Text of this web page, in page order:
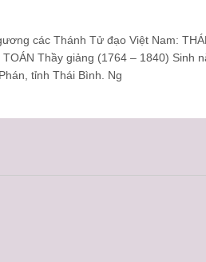
các Thánh Tử đạo Việt Nam:
TOÁN Thầy giảng (1764 – 1840) Sinh
tỉnh Thái Bình. Ng